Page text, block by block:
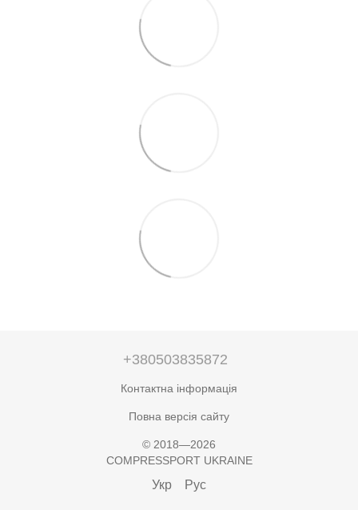
+380503835872
Контактна інформація
Повна версія сайту
© 2018—2026
COMPRESSPORT UKRAINE
Укр Рус